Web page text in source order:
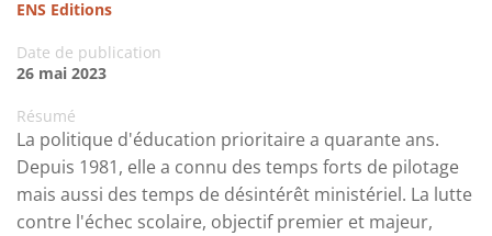
ENS Editions
Date de publication
26 mai 2023
Résumé
La politique d'éducation prioritaire a quarante ans.
Depuis 1981, elle a connu des temps forts de pilotage
mais aussi des temps de désintérêt ministériel. La lutte
contre l'échec scolaire, objectif premier et majeur,